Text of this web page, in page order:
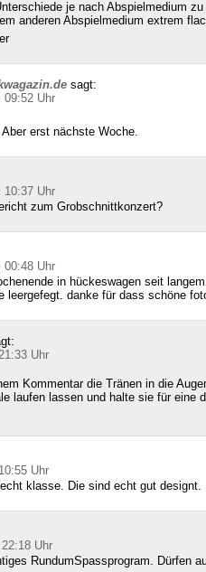
je nach Abspielmedium
anderen Abspielmedium extrem
sagt:
09:52 Uhr
erst nächste Woche.
10:37 Uhr
zum Grobschnittkonzert?
00:48 Uhr
in hückeswagen seit
leergefegt. danke für dass schöne
Uhr
Kommentar die Tränen in die
laufen lassen und halte sie für eine
Uhr
klasse. Die sind echt gut designt.
Uhr
RundumSpassprogram. Dürfen